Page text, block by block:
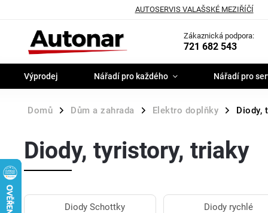
AUTOSERVIS VALAŠSKÉ MEZIŘÍČÍ
Zákaznická podpora:
721 682 543
Výprodej Nářadí pro každého Nářadí pro
Domů / Dům a zahrada / Elektro doplňky / Diody,
Diody, tyristory, triaky
Diody Schottky Diody rychlé